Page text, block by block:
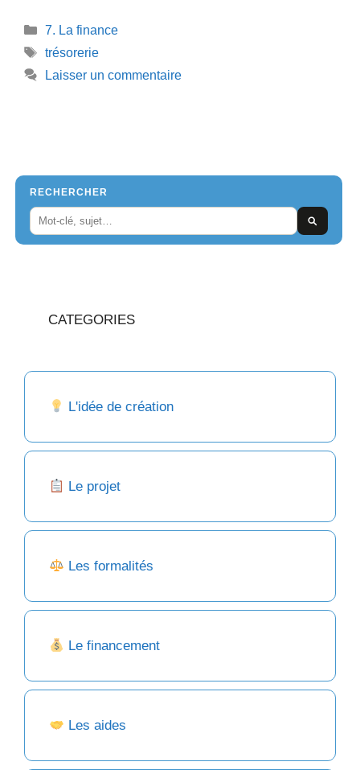
Catégories
7. La finance
Étiquettes
trésorerie
Laisser un commentaire
RECHERCHER
CATEGORIES
L'idée de création
Le projet
Les formalités
Le financement
Les aides